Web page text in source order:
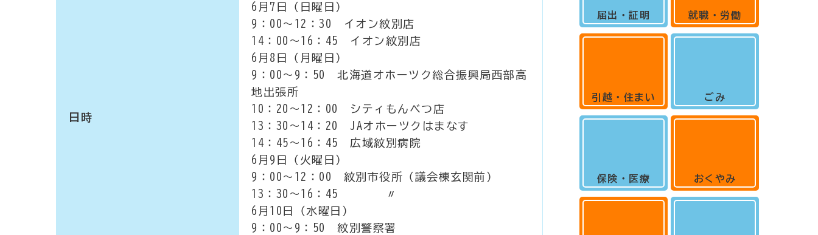
日時
6月7日（日曜日）
9：00～12：30 イオン紋別店
14：00～16：45 イオン紋別店
6月8日（月曜日）
9：00～9：50 北海道オホーツク総合振興局西部高
地出張所
10：20～12：00 シティもんべつ店
13：30～14：20 JAオホーツクはまなす
14：45～16：45 広域紋別病院
6月9日（火曜日）
9：00～12：00 紋別市役所（議会棟玄関前）
13：30～16：45 〃
6月10日（水曜日）
9：00～9：50 紋別警察署
届出・証明
引越・住まい
保険・医療
就職・労働
ごみ
おくやみ